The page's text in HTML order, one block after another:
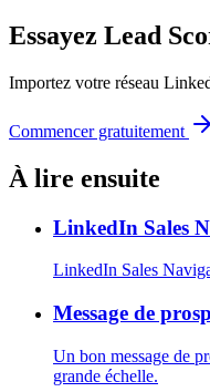
Essayez Lead
Importez votre réseau
Commencer gratuitement
À lire ensuite
LinkedIn Sales
LinkedIn Sales
Message de
Un bon message de
grande échelle.